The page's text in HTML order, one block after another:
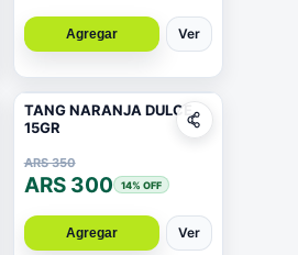
Agregar Ver
TANG NARANJA DULCE
15GR
ARS 350
ARS 300 14% OFF
Agregar Ver